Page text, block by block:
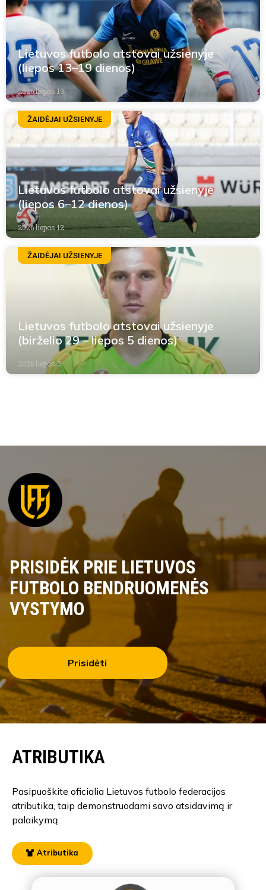
Lietuvos futbolo atstovai užsienyje
(liepos 13–19 dienos)
2026 liepos 19
ŽAIDĖJAI UŽSIENYJE
Lietuvos futbolo atstovai užsienyje
(liepos 6–12 dienos)
2026 liepos 12
ŽAIDĖJAI UŽSIENYJE
Lietuvos futbolo atstovai užsienyje
(birželio 29 – liepos 5 dienos)
2026 liepos 5
PRISIDĖK PRIE LIETUVOS
FUTBOLO BENDRUOMENĖS
VYSTYMO
Prisidėti
ATRIBUTIKA
Pasipuoškite oficialia Lietuvos futbolo federacijos
atributika, taip demonstruodami savo atsidavimą ir
palaikymą.
Atributika